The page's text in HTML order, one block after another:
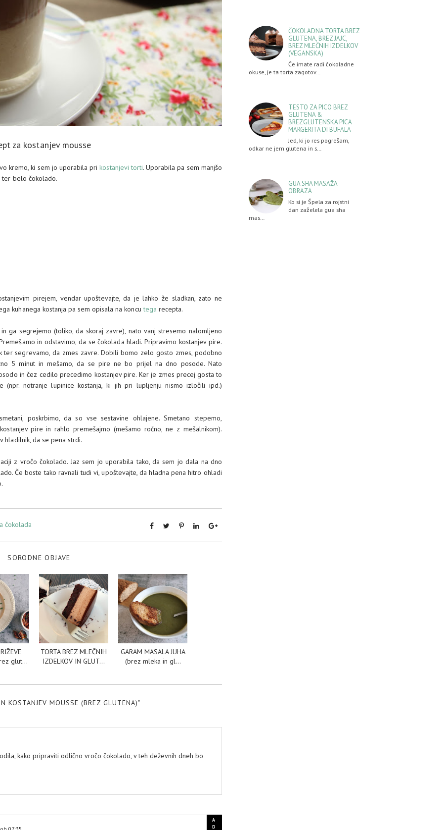
za kostanjev mousse
kremo, ki sem jo uporabila prikostanjevi torti. Uporabila pa sem manjšo
ter belo čokolado.
pirejem, vendar upoštevajte, da je lahko že sladkan, zato ne
kuhanega kostanja pa sem opisala na koncutega recepta.
ga segrejemo (toliko, da skoraj zavre), nato vanj stresemo nalomljeno
in odstavimo, da se čokolada hladi. Pripravimo kostanjev pire.
ter segrevamo, da zmes zavre. Dobili bomo zelo gosto zmes, podobno
5 minut in mešamo, da se pire ne bo prijel na dno posode. Nato
in čez cedilo precedimo kostanjev pire. Ker je zmes precej gosta to
(npr. notranje lupinice kostanja, ki jih pri lupljenju nismo izločili ipd.)
poskrbimo, da so vse sestavine ohlajene. Smetano stepemo,
pire in rahlo premešajmo (mešamo ročno, ne z mešalnikom).
hladilnik, da se pena strdi.
z vročo čokolado. Jaz sem jo uporabila tako, da sem jo dala na dno
Če boste tako ravnali tudi vi, upoštevajte, da hladna pena hitro ohladi
čokolada
SORODNE OBJAVE
glut...
TORTA BREZ MLEČNIH
IZDELKOV IN GLUT...
GARAM MASALA JUHA
(brez mleka in gl...
KOSTANJEV MOUSSE (BREZ GLUTENA)"
kako pripraviti odlično vročo čokolado, v teh deževnih dneh bo
ČOKOLADNA TORTA BREZ
GLUTENA, BREZ JAJC,
BREZ MLEČNIH IZDELKOV
(VEGANSKA)
Če imate radi čokoladne
okuse, je ta torta zagotov…
TESTO ZA PICO BREZ
GLUTENA &
BREZGLUTENSKA PICA
MARGERITA DI BUFALA
Jed, ki jo res pogrešam,
odkar ne jem glutena in s…
GUA SHA MASAŽA
OBRAZA
Ko si je Špela za rojstni
dan zaželela gua sha
mas…